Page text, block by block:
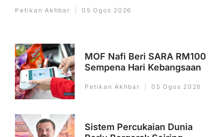
Petikan Akhbar 05 Ogos 2026
MOF Nafi Beri SARA RM100
Sempena Hari Kebangsaan
Petikan Akhbar 05 Ogos 2026
Sistem Percukaian Dunia